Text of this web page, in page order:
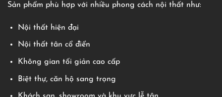
Sản phẩm phù hợp với nhiều phong cách nội thất như:
Nội thất hiện đại
Nội thất tân cổ điển
Không gian tối giản cao cấp
Biệt thự, căn hộ sang trọng